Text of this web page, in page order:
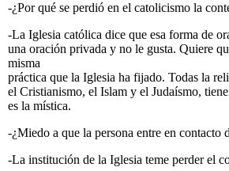
-¿Por qué se perdió en el catolicismo la
-La Iglesia católica dice que esa forma de
una oración privada y no le gusta. Quiere
misma
práctica que la Iglesia ha fijado. Todas la
el Cristianismo, el Islam y el Judaísmo,
es la mística.
-¿Miedo a que la persona entre en contacto
-La institución de la Iglesia teme perder el